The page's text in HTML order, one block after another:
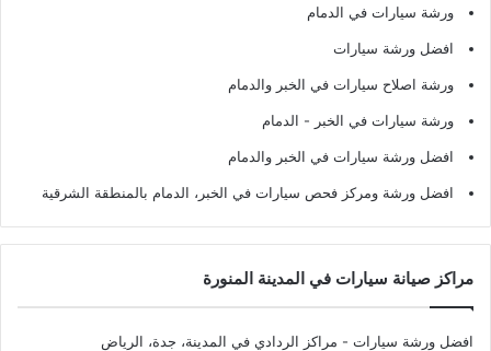
ورشة سيارات في الدمام
افضل ورشة سيارات
ورشة اصلاح سيارات في الخبر والدمام
ورشة سيارات في الخبر - الدمام
افضل ورشة سيارات في الخبر والدمام
افضل ورشة ومركز فحص سيارات في الخبر، الدمام بالمنطقة الشرقية
مراكز صيانة سيارات في المدينة المنورة
افضل ورشة سيارات - مراكز الردادي في المدينة، جدة، الرياض